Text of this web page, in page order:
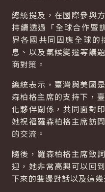
總統提及，在國際參與
持續透過「全球合作暨
界各國共同因應全球
息、以及氣候變遷等議
商對策。
總統表示，臺灣與美國
森柏格主席的支持下，
化夥伴關係，共同面對
她祝福羅森柏格主席訪
的交流。
隨後，羅森柏格主席致
迎，她非常高興可以回
下來的雙邊對話以及這